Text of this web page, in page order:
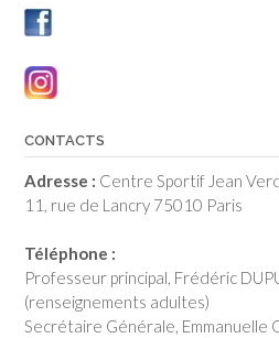
CONTACTS
Adresse : Centre Sportif Jean
11, rue de Lancry 75010 Paris
Téléphone :
Professeur principal, Frédéric
(renseignements adultes)
Secrétaire Générale, Emmanuelle